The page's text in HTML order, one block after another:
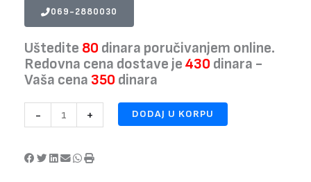
069-2880030
Uštedite 80 dinara poručivanjem online.
Redovna cena dostave je430 dinara -
Vaša cena 350 dinara
-
ulepšavanje
u
+ DODAJ U KORPU